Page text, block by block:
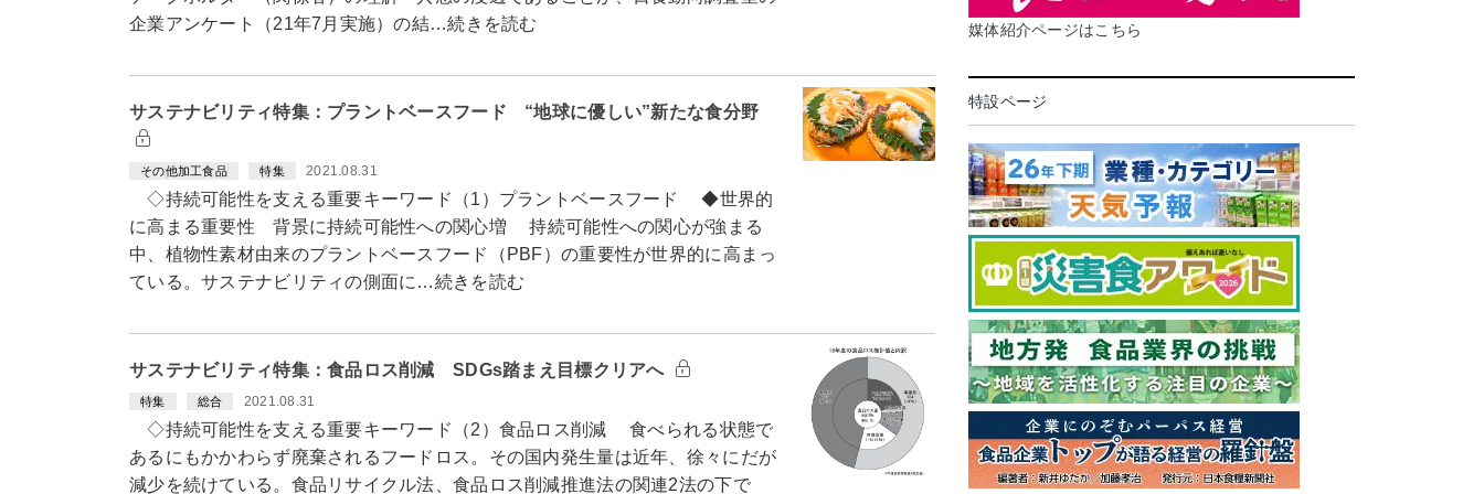
企業アンケート（21年7月実施）の結…続きを読む
サステナビリティ特集：プラントベースフード “地球に優しい”新たな食分野
その他加工食品 特集 2021.08.31
◇持続可能性を支える重要キーワード（1）プラントベースフード ◆世界的
に高まる重要性 背景に持続可能性への関心増 持続可能性への関心が強まる
中、植物性素材由来のプラントベースフード（PBF）の重要性が世界的に高まっ
ている。サステナビリティの側面に…続きを読む
サステナビリティ特集：食品ロス削減 SDGs踏まえ目標クリアへ
特集 総合 2021.08.31
◇持続可能性を支える重要キーワード（2）食品ロス削減 食べられる状態で
あるにもかかわらず廃棄されるフードロス。その国内発生量は近年、徐々にだが
減少を続けている。食品リサイクル法、食品ロス削減推進法の関連2法の下で
媒体紹介ページはこちら
特設ページ